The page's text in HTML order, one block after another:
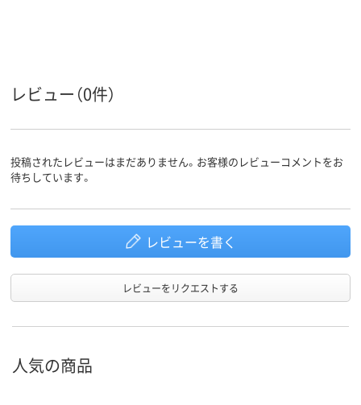
レビュー（0件）
投稿されたレビューはまだありません。お客様のレビューコメントをお
待ちしています。
レビューを書く
レビューをリクエストする
人気の商品